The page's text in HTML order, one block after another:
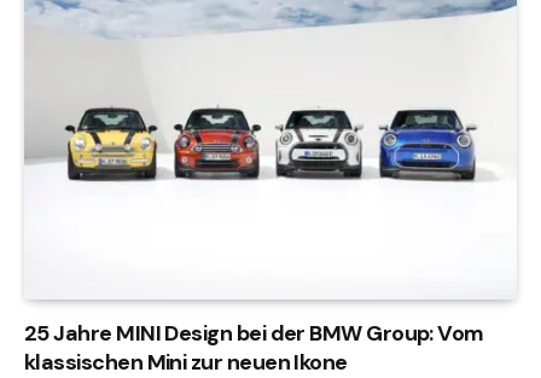
25 Jahre MINI Design bei der BMW Group: Vom
klassischen Mini zur neuen Ikone